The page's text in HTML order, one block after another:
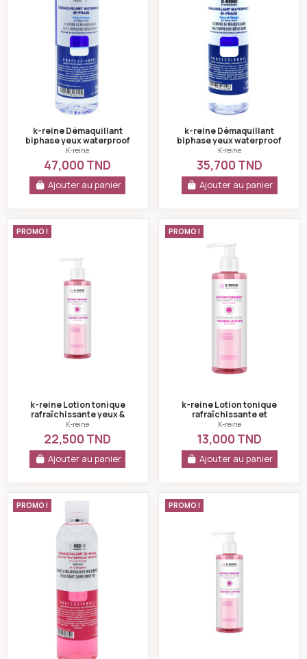
k-reine Démaquillant
biphase yeux waterproof
400 ml
K-reine
47,000 TND
Ajouter au panier
k-reine Démaquillant
biphase yeux waterproof
250 ml
K-reine
35,700 TND
Ajouter au panier
k-reine Lotion tonique rafraîchissante yeux & visage
PROMO !
k-reine Lotion tonique
rafraîchissante yeux &
visage 500ml
K-reine
22,500 TND
Ajouter au panier
PROMO !
k-reine Lotion tonique
rafraîchissante et
calmante 200ml
K-reine
13,000 TND
Ajouter au panier
k-reine Demaquillant bipahse anti age waterproof
PROMO ! PROMO !